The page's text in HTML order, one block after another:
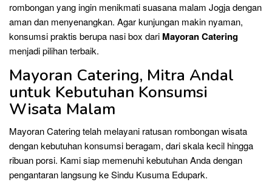
rombongan yang ingin menikmati suasana malam Jogja dengan
aman dan menyenangkan. Agar kunjungan makin nyaman,
konsumsi praktis berupa nasi box dari Mayoran Catering
menjadi pilihan terbaik.
Mayoran Catering, Mitra Andal
untuk Kebutuhan Konsumsi
Wisata Malam
Mayoran Catering telah melayani ratusan rombongan wisata
dengan kebutuhan konsumsi beragam, dari skala kecil hingga
ribuan porsi. Kami siap memenuhi kebutuhan Anda dengan
pengantaran langsung ke Sindu Kusuma Edupark.